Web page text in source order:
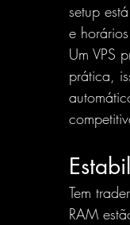
setup
e
Um VPS
prática,
Tem
RAM